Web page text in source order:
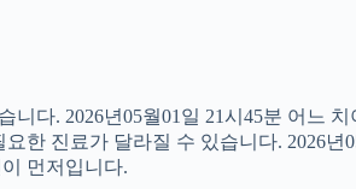
다. 2026년05월01일 21시45분 어느
한 진료가 달라질 수 있습니다. 2026
먼저입니다.